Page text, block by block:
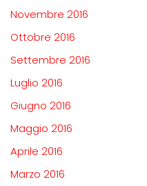
Novembre 2016
Ottobre 2016
Settembre 2016
Luglio 2016
Giugno 2016
Maggio 2016
Aprile 2016
Marzo 2016